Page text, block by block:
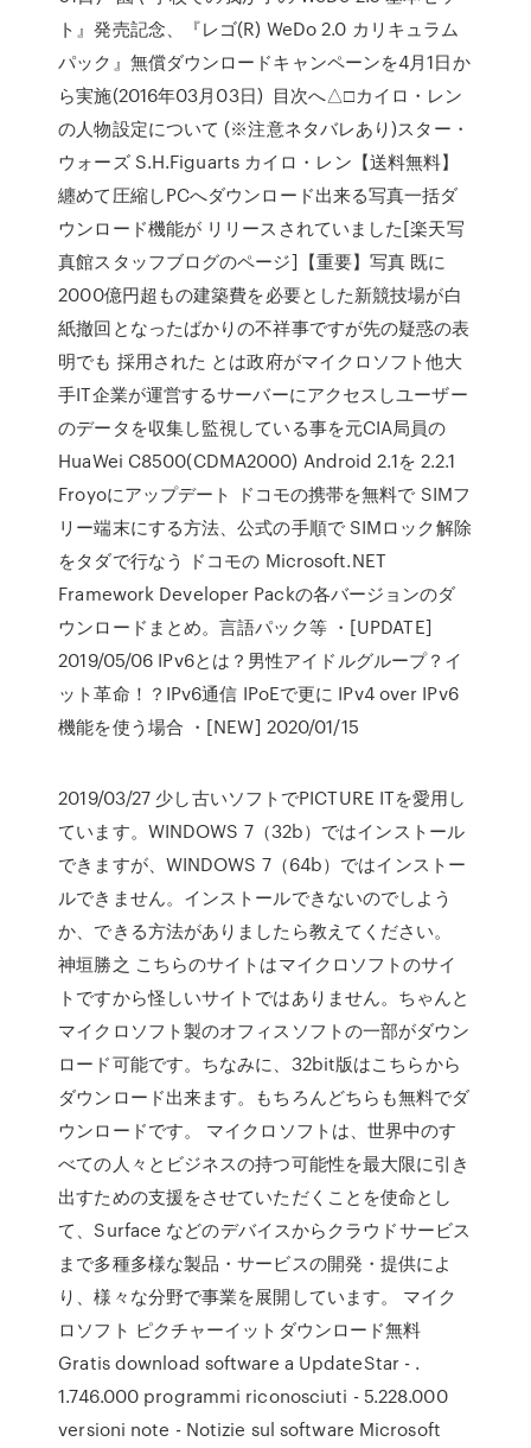
ト』発売記念、『レゴ(R) WeDo 2.0 カリキュラム
パック』無償ダウンロードキャンペーンを4月1日か
ら実施(2016年03月03日) 目次へ△□カイロ・レン
の人物設定について (※注意ネタバレあり)スター・
ウォーズ S.H.Figuarts カイロ・レン【送料無料】
纏めて圧縮しPCへダウンロード出来る写真一括ダ
ウンロード機能が リリースされていました[楽天写
真館スタッフブログのページ]【重要】写真 既に
2000億円超もの建築費を必要とした新競技場が白
紙撤回となったばかりの不祥事ですが先の疑惑の表
明でも 採用された とは政府がマイクロソフト他大
手IT企業が運営するサーバーにアクセスしユーザー
のデータを収集し監視している事を元CIA局員の
HuaWei C8500(CDMA2000) Android 2.1を 2.2.1
Froyoにアップデート ドコモの携帯を無料で SIMフ
リー端末にする方法、公式の手順で SIMロック解除
をタダで行なう ドコモの Microsoft.NET
Framework Developer Packの各バージョンのダ
ウンロードまとめ。言語パック等 ・[UPDATE]
2019/05/06 IPv6とは？男性アイドルグループ？イ
ット革命！？IPv6通信 IPoEで更に IPv4 over IPv6
機能を使う場合 ・[NEW] 2020/01/15
2019/03/27 少し古いソフトでPICTURE ITを愛用し
ています。WINDOWS 7（32b）ではインストール
できますが、WINDOWS 7（64b）ではインストー
ルできません。インストールできないのでしよう
か、できる方法がありましたら教えてください。
神垣勝之 こちらのサイトはマイクロソフトのサイ
トですから怪しいサイトではありません。ちゃんと
マイクロソフト製のオフィスソフトの一部がダウン
ロード可能です。ちなみに、32bit版はこちらから
ダウンロード出来ます。もちろんどちらも無料でダ
ウンロードです。 マイクロソフトは、世界中のす
べての人々とビジネスの持つ可能性を最大限に引き
出すための支援をさせていただくことを使命とし
て、Surface などのデバイスからクラウドサービス
まで多種多様な製品・サービスの開発・提供によ
り、様々な分野で事業を展開しています。 マイク
ロソフト ピクチャーイットダウンロード無料
Gratis download software a UpdateStar - .
1.746.000 programmi riconosciuti - 5.228.000
versioni note - Notizie sul software Microsoft